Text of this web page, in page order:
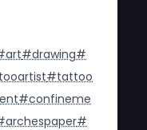
#drawing#
#tattoo
#confineme
#